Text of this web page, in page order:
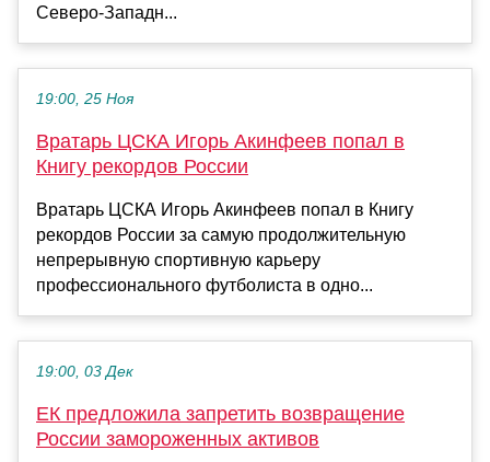
Северо-Западн...
19:00, 25 Ноя
Вратарь ЦСКА Игорь Акинфеев попал в
Книгу рекордов России
Вратарь ЦСКА Игорь Акинфеев попал в Книгу
рекордов России за самую продолжительную
непрерывную спортивную карьеру
профессионального футболиста в одно...
19:00, 03 Дек
ЕК предложила запретить возвращение
России замороженных активов